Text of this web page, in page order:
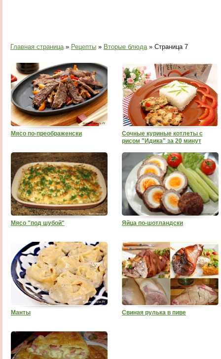
Главная страница» Рецепты » Вторые блюда» Страница 7
Мясо по-преображенски
Сочные куриные котлеты с
рисом "Идика" за 20 минут
Мясо "под шубой" Яйца по-шотландски
Манты Свиная рулька в пиве